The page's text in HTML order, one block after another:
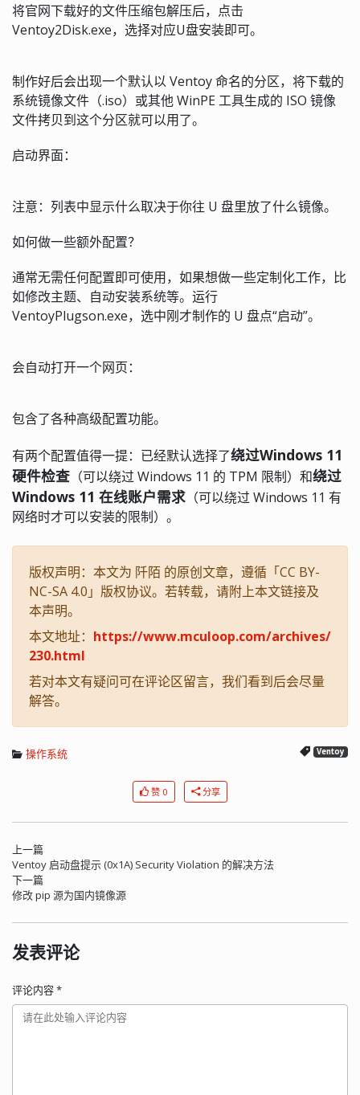
将官网下载好的文件压缩包解压后，点击
Ventoy2Disk.exe，选择对应U盘安装即可。
制作好后会出现一个默认以 Ventoy 命名的分区，将下载的
系统镜像文件（.iso）或其他 WinPE 工具生成的 ISO 镜像
文件拷贝到这个分区就可以用了。
启动界面：
注意：列表中显示什么取决于你往 U 盘里放了什么镜像。
如何做一些额外配置？
通常无需任何配置即可使用，如果想做一些定制化工作，比
如修改主题、自动安装系统等。运行
VentoyPlugson.exe，选中刚才制作的 U 盘点“启动”。
会自动打开一个网页：
包含了各种高级配置功能。
有两个配置值得一提：已经默认选择了绕过Windows 11
硬件检查 （可以绕过 Windows 11 的 TPM 限制）和绕过
Windows 11 在线账户需求 （可以绕过 Windows 11 有
网络时才可以安装的限制）。
版权声明：本文为 阡陌 的原创文章，遵循「CC BY-
NC-SA 4.0」版权协议。若转载，请附上本文链接及
本声明。
本文地址： https://www.mculoop.com/archives/
230.html
若对本文有疑问可在评论区留言，我们看到后会尽量
解答。
操作系统 Ventoy
赞 0 分享
上一篇
Ventoy 启动盘提示 (0x1A) Security Violation 的解决方法
下一篇
修改 pip 源为国内镜像源
发表评论
评论内容*